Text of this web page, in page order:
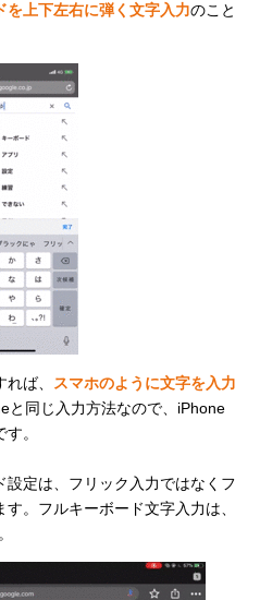
を上下左右に弾く文字入力のこと
ば、
スマホのように文字を入力
と同じ入力方法なので、iPhone
。
定は、フリック入力ではなくフ
。フルキーボード文字入力は、